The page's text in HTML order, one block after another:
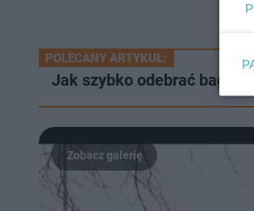
POLECANY ARTYKUŁ:
Jak szybko odebrać bagaż